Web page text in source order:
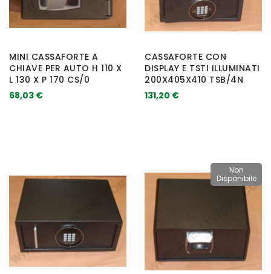
MINI CASSAFORTE A
CHIAVE PER AUTO H 110 X
L 130 X P 170 CS/0
68,03 €
CASSAFORTE CON
DISPLAY E TSTI ILLUMINATI
200X405X410 TSB/4N
131,20 €
Non
Disponibile